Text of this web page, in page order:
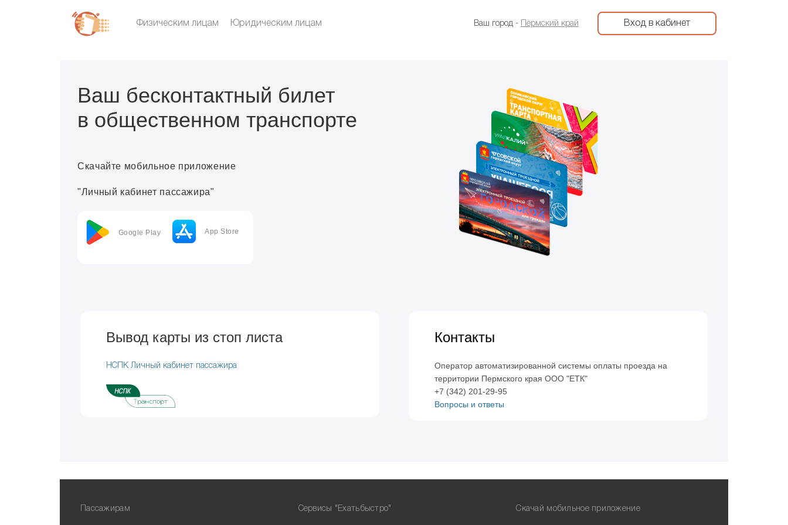
Физическим лицам Юридическим лицам Ваш город- Пермский край Вход в кабинет
Ваш бесконтактный билет
в общественном транспорте
Скачайте мобильное приложение
"Личный кабинет пассажира"
Google Play App Store
Вывод карты из стоп листа
НСПК Личный кабинет пассажира
Контакты
Оператор автоматизированной системы оплаты проезда на
территории Пермского края ООО "ЕТК"
+7 (342) 201-29-95
Вопросы и ответы
Пассажирам Сервисы "Ехатьбыстро" Скачай мобильное приложение